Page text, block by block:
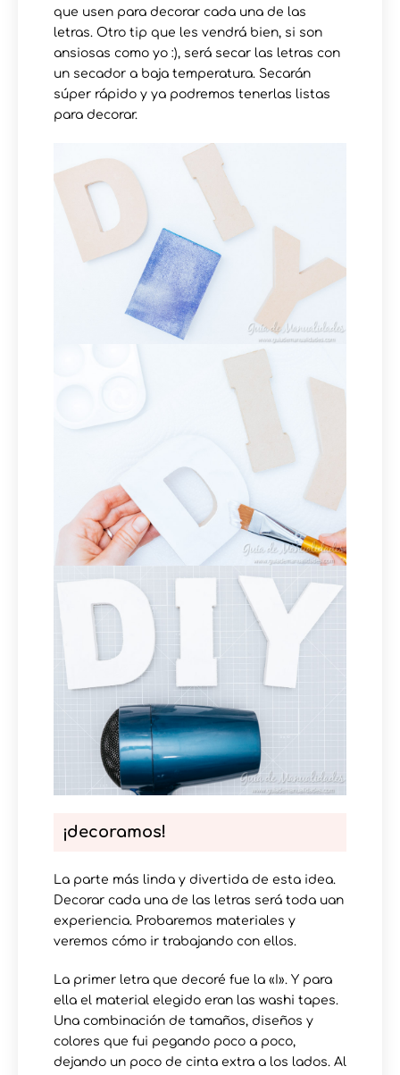
que usen para decorar cada una de las
letras. Otro tip que les vendrá bien, si son
ansiosas como yo :), será secar las letras con
un secador a baja temperatura. Secarán
súper rápido y ya podremos tenerlas listas
para decorar.
¡decoramos!
La parte más linda y divertida de esta idea.
Decorar cada una de las letras será toda uan
experiencia. Probaremos materiales y
veremos cómo ir trabajando con ellos.
La primer letra que decoré fue la «I». Y para
ella el material elegido eran las washi tapes.
Una combinación de tamaños, diseños y
colores que fui pegando poco a poco,
dejando un poco de cinta extra a los lados. Al